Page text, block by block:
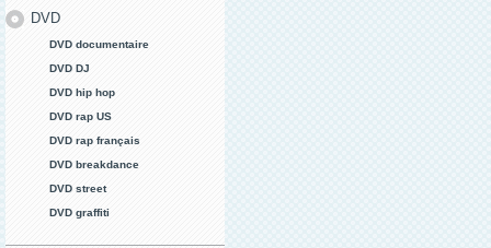
DVD
DVD documentaire
DVD DJ
DVD hip hop
DVD rap US
DVD rap français
DVD breakdance
DVD street
DVD graffiti